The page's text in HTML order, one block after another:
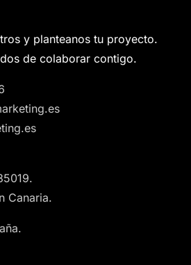
y planteanos tu proyecto.
de colaborar contigo.
Canaria.